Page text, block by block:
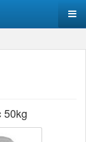
50kg